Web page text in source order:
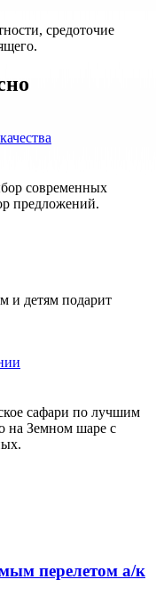
средоточие
современных
предложений.
и детям подарит
сафари по лучшим
на Земном шаре с
перелетом а/к